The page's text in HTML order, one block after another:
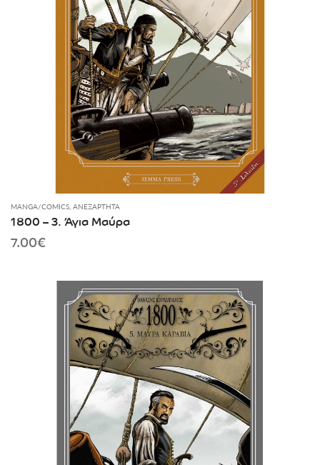
MANGA/COMICS, ΑΝΕΞΆΡΤΗΤΑ
1800 – 3. Άγια Μαύρα
7.00€